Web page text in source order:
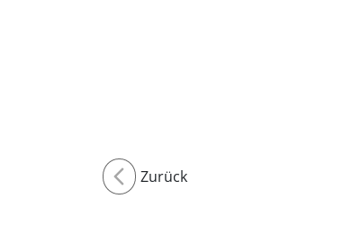
Zurück